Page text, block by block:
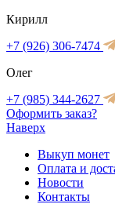
Кирилл
+7 (926) 306-7474
Олег
+7 (985) 344-2627
Оформить заказ?
Наверх
Выкуп монет
Оплата и
Новости
Контакты